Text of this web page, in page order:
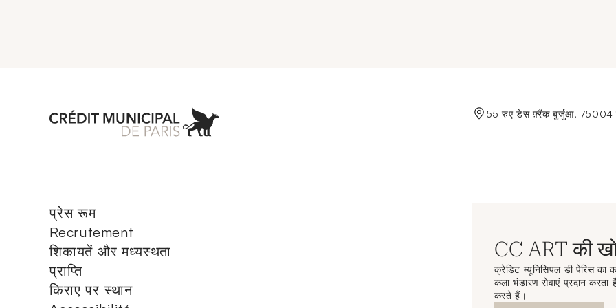
Aller à l'accueil de Crédit Municipal de Paris 55 रुए डेस फ़्रैंक बुर्जुआ, 75004
प्रेस रूम
Recrutement
शिकायतें और मध्यस्थता
प्राप्ति
किराए पर स्थान
CC ART की
क्रेडिट म्यूनिसिपल डी पेरिस का
कला भंडारण सेवाएं प्रदान करता
करते हैं।